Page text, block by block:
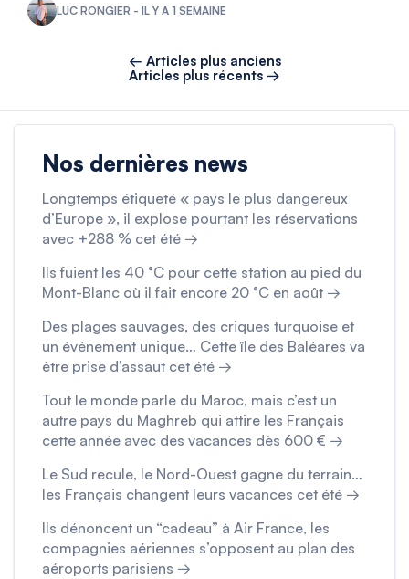
LUC RONGIER - IL Y A 1 SEMAINE
← Articles plus anciens
Articles plus récents →
Nos dernières news
Longtemps étiqueté « pays le plus dangereux
d’Europe », il explose pourtant les réservations
avec +288 % cet été →
Ils fuient les 40 °C pour cette station au pied du
Mont-Blanc où il fait encore 20 °C en août →
Des plages sauvages, des criques turquoise et
un événement unique… Cette île des Baléares va
être prise d’assaut cet été →
Tout le monde parle du Maroc, mais c’est un
autre pays du Maghreb qui attire les Français
cette année avec des vacances dès 600 € →
Le Sud recule, le Nord-Ouest gagne du terrain…
les Français changent leurs vacances cet été →
Ils dénoncent un “cadeau” à Air France, les
compagnies aériennes s’opposent au plan des
aéroports parisiens →